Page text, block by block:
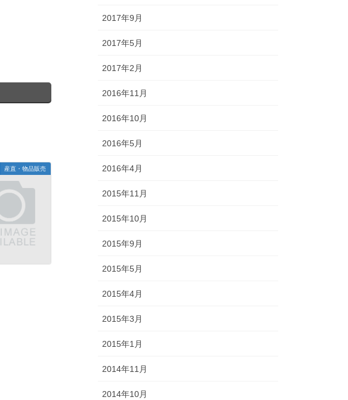
産直・物品販売
2017年9月
2017年5月
2017年2月
2016年11月
2016年10月
2016年5月
2016年4月
2015年11月
2015年10月
2015年9月
2015年5月
2015年4月
2015年3月
2015年1月
2014年11月
2014年10月